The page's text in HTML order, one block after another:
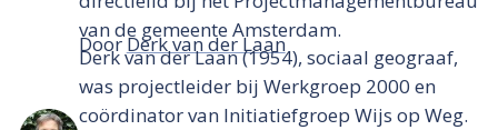
van de gemeente Amsterdam.
DoorDerk van der Laan
Derk van der Laan (1954), sociaal geograaf,
was projectleider bij Werkgroep 2000 en
coördinator van Initiatiefgroep Wijs op Weg.